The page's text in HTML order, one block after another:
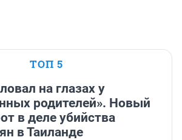
ТОП 5
на глазах у
родителей». Новый
в деле убийства
в Таиланде